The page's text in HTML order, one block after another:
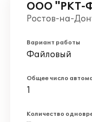
ООО "РКТ-
Ростов-на-
Вариант работы
Файловый
Общее число
1
Количество